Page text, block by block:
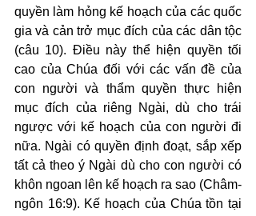
quyền làm hỏng kế hoạch của các quốc
gia và cản trở mục đích của các dân tộc
(câu 10). Điều này thể hiện quyền tối
cao của Chúa đối với các vấn đề của
con người và thẩm quyền thực hiện
mục đích của riêng Ngài, dù cho trái
ngược với kế hoạch của con người đi
nữa. Ngài có quyền định đoạt, sắp xếp
tất cả theo ý Ngài dù cho con người có
khôn ngoan lên kế hoạch ra sao (Châm-
ngôn 16:9). Kế hoạch của Chúa tồn tại